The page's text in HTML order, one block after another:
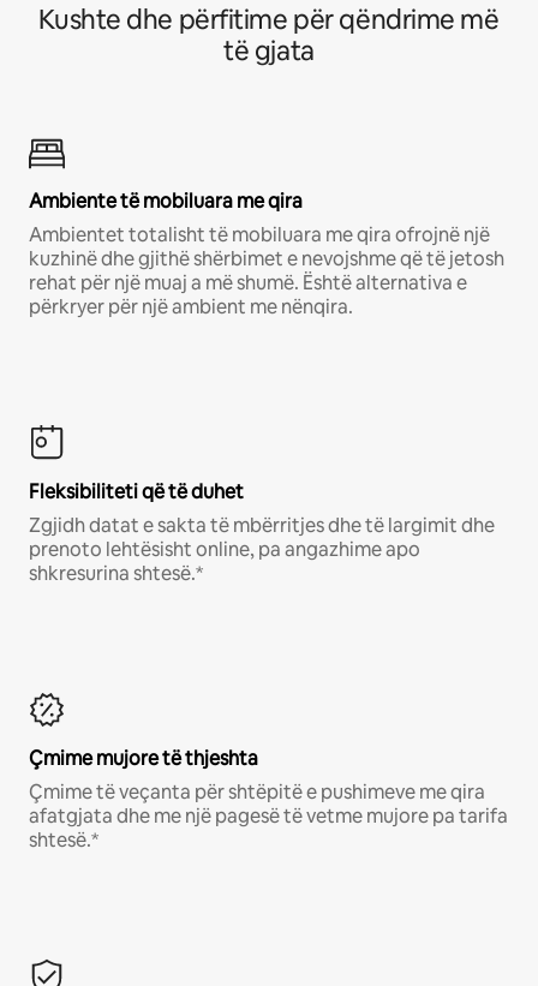
Kushte dhe përfitime për qëndrime më
të gjata
Ambiente të mobiluara me qira
Ambientet totalisht të mobiluara me qira ofrojnë një
kuzhinë dhe gjithë shërbimet e nevojshme që të jetosh
rehat për një muaj a më shumë. Është alternativa e
përkryer për një ambient me nënqira.
Fleksibiliteti që të duhet
Zgjidh datat e sakta të mbërritjes dhe të largimit dhe
prenoto lehtësisht online, pa angazhime apo
shkresurina shtesë.*
Çmime mujore të thjeshta
Çmime të veçanta për shtëpitë e pushimeve me qira
afatgjata dhe me një pagesë të vetme mujore pa tarifa
shtesë.*